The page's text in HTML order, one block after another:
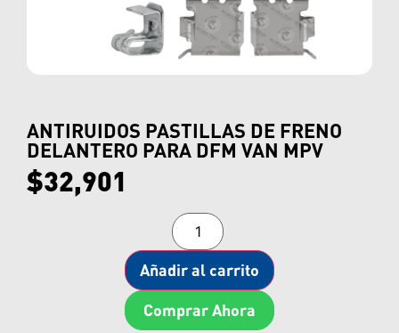
ANTIRUIDOS PASTILLAS DE FRENO
DELANTERO PARA DFM VAN MPV
$32,901
Añadir al carrito
Comprar Ahora